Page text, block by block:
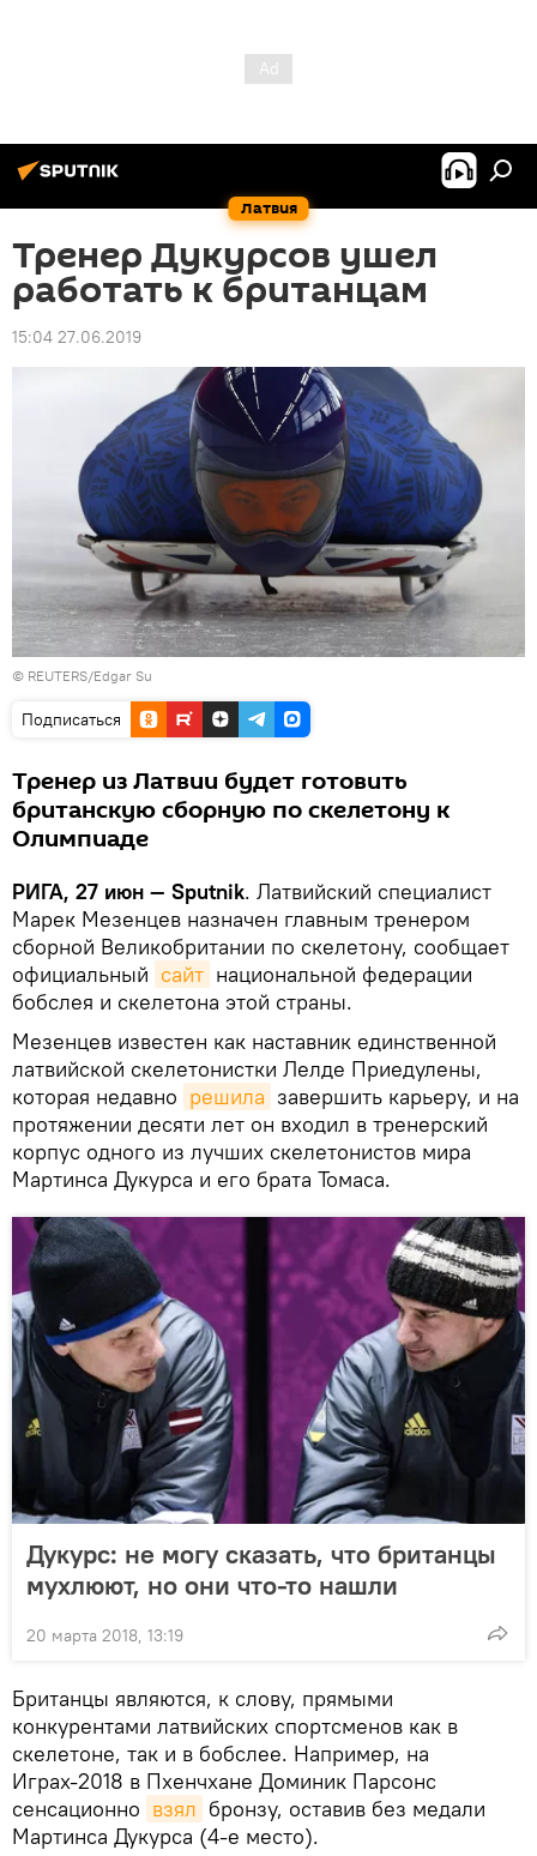
Латвия
Тренер Дукурсов ушел
работать к британцам
15:04 27.06.2019
© REUTERS/Edgar Su
Подписаться
Тренер из Латвии будет готовить
британскую сборную по скелетону к
Олимпиаде
РИГА, 27 июн — Sputnik. Латвийский специалист
Марек Мезенцев назначен главным тренером
сборной Великобритании по скелетону, сообщает
официальный сайт национальной федерации
бобслея и скелетона этой страны.
Мезенцев известен как наставник единственной
латвийской скелетонистки Лелде Приедулены,
которая недавно решила завершить карьеру, и на
протяжении десяти лет он входил в тренерский
корпус одного из лучших скелетонистов мира
Мартинса Дукурса и его брата Томаса.
Дукурс: не могу сказать, что британцы
мухлюют, но они что-то нашли
20 марта 2018, 13:19
Британцы являются, к слову, прямыми
конкурентами латвийских спортсменов как в
скелетоне, так и в бобслее. Например, на
Играх-2018 в Пхенчхане Доминик Парсонс
сенсационно взял бронзу, оставив без медали
Мартинса Дукурса (4-е место).